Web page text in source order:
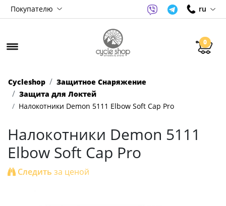
Покупателю ru
0
Cycleshop
Защитное Снаряжение
Защита для Локтей
Налокотники Demon 5111 Elbow Soft Cap Pro
Налокотники Demon 5111
Elbow Soft Cap Pro
Следить за ценой